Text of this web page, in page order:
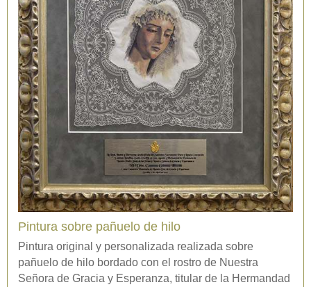
Pintura sobre pañuelo de hilo
Pintura original y personalizada realizada sobre
pañuelo de hilo bordado con el rostro de Nuestra
Señora de Gracia y Esperanza, titular de la Hermandad